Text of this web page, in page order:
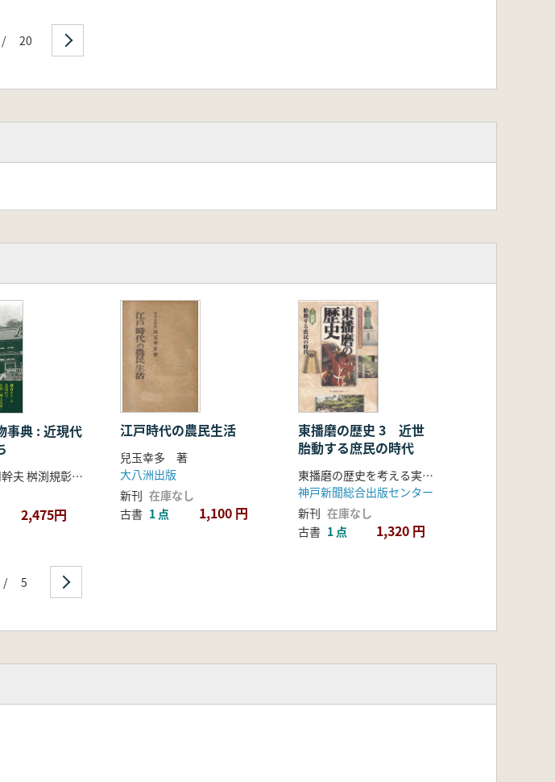
/ 20
事典 : 近現代
青木豊 浪川幹夫 桝渕規彰 大澤泉 編集
2,475円
江戸時代の農民生活
兒玉幸多 著
大八洲出版
新刊 在庫なし
古書 1 点 1,100 円
東播磨の歴史 3 近世
胎動する庶民の時代
東播磨の歴史を考える実行委員会
神戸新聞総合出版センター
新刊 在庫なし
古書 1 点 1,320 円
/ 5